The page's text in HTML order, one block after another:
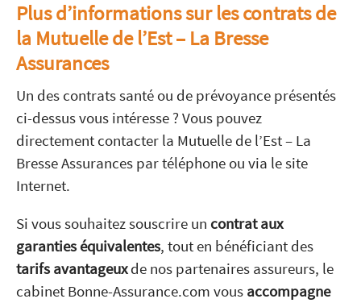
Plus d’informations sur les contrats de
la Mutuelle de l’Est – La Bresse
Assurances
Un des contrats santé ou de prévoyance présentés
ci-dessus vous intéresse ? Vous pouvez
directement contacter la Mutuelle de l’Est – La
Bresse Assurances par téléphone ou via le site
Internet.
Si vous souhaitez souscrire un contrat aux
garanties équivalentes, tout en bénéficiant des
tarifs avantageuxde nos partenaires assureurs, le
cabinet Bonne-Assurance.com vous accompagne